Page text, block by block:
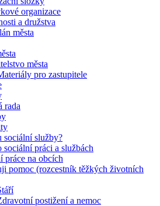
organizace
a družstva
města
města
pro zastupitele
rada
sociální služby?
sociální práci a službách
práce na obcích
pomoc (rozcestník těžkých životních
postižení a nemoc